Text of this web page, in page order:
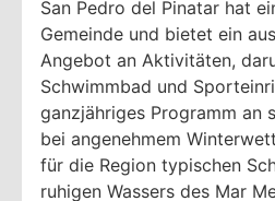
San Pedro del Pinatar hat
Gemeinde und bietet ein
Angebot an Aktivitäten,
Schwimmbad und
ganzjähriges Programm an
bei angenehmem
für die Region typischen
ruhigen Wassers des Mar